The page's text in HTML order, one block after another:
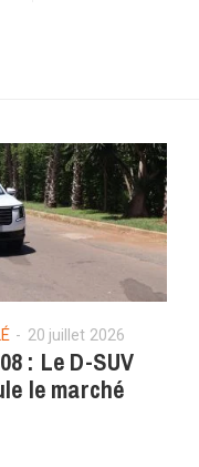
20 juillet 2026
: Le D-SUV
le marché